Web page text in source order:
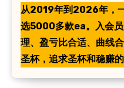
从2019年到2026年，
选5000多款ea。入会
理、盈亏比合适、曲线
圣杯，追求圣杯和稳赚的